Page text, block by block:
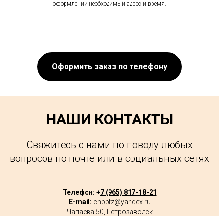
оформлении необходимый адрес и время.
Оформить заказ по телефону
НАШИ КОНТАКТЫ
Свяжитесь с нами по поводу любых
вопросов по почте или в социальных сетях
Телефон: +7 (965) 817-18-21
E-mail: chbptz@yandex.ru
Чапаева 50, Петрозаводск